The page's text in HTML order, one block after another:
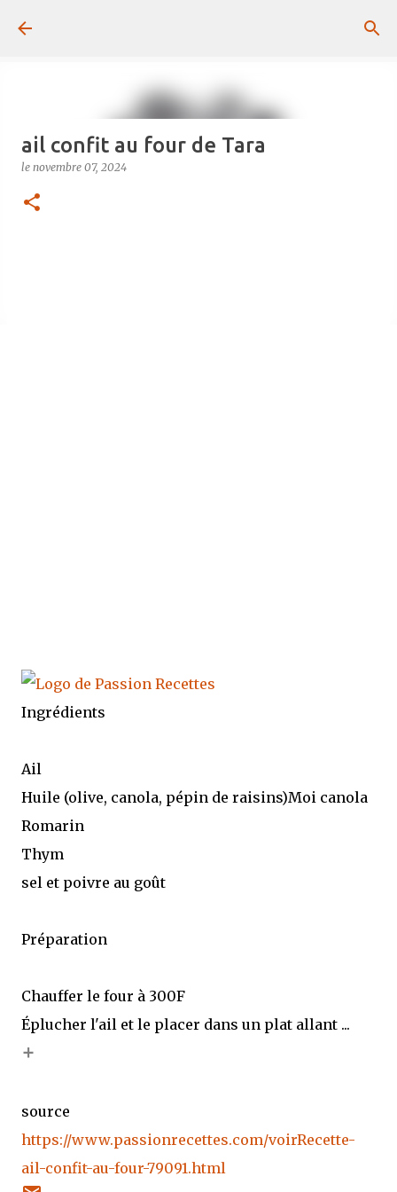
ail confit au four de Tara
le novembre 07, 2024
Ingrédients
Ail
Huile (olive, canola, pépin de raisins)Moi canola
Romarin
Thym
sel et poivre au goût
Préparation
Chauffer le four à 300F
Éplucher l'ail et le placer dans un plat allant ...
+
source
https://www.passionrecettes.com/voirRecette-
ail-confit-au-four-79091.html